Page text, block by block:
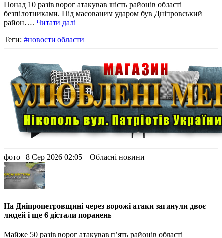
Понад 10 разів ворог атакував шість районів області
безпілотниками. Під масованим ударом був Дніпровський
район…. Читати далі
Теги: #новости области
фото | 8 Сер 2026 02:05 | Обласні новини
На Дніпропетровщині через ворожі атаки загинули двоє
людей і ще 6 дістали поранень
Майже 50 разів ворог атакував п’ять районів області